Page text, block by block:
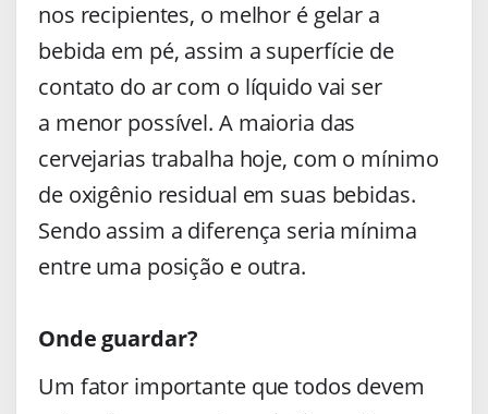
nos recipientes, o melhor é gelar a
bebida em pé, assim a superfície de
contato do ar com o líquido vai ser
a menor possível. A maioria das
cervejarias trabalha hoje, com o mínimo
de oxigênio residual em suas bebidas.
Sendo assim a diferença seria mínima
entre uma posição e outra.
Onde guardar?
Um fator importante que todos devem